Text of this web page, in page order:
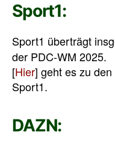
Sport1:
Sport1 überträgt
der PDC-WM 2025.
[Hier] geht es zu
Sport1.
DAZN: